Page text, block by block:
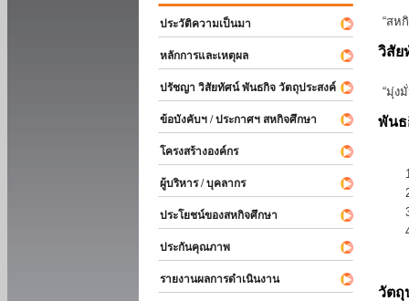
ประวัติความเป็นมา
หลักการและเหตุผล
ปรัชญา วิสัยทัศน์ พันธกิจ วัตถุประสงค์
ข้อบังคับฯ / ประกาศฯ สหกิจศึกษา
โครงสร้างองค์กร
ผู้บริหาร / บุคลากร
ประโยชน์ของสหกิจศึกษา
ประกันคุณภาพ
รายงานผลการดำเนินงาน
“สห
วิสัย
“มุ่ง
พัน
วัตถุ